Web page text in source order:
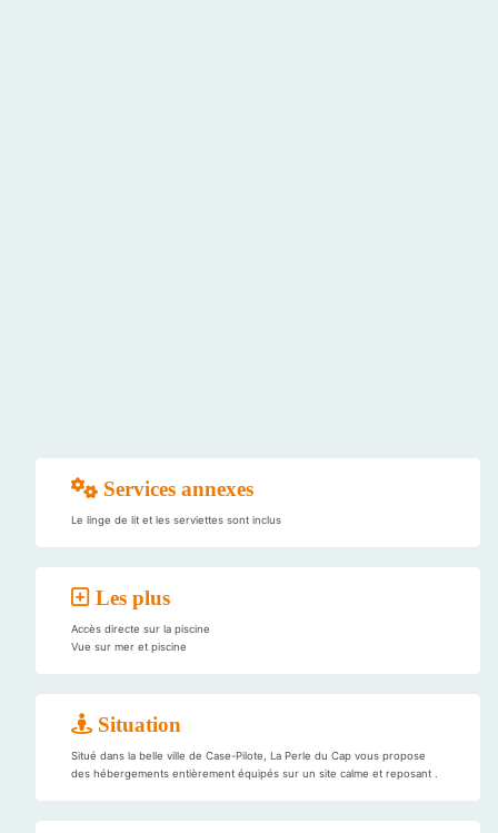
Services annexes
Le linge de lit et les serviettes sont inclus
Les plus
Accès directe sur la piscine
Vue sur mer et piscine
Situation
Situé dans la belle ville de Case-Pilote, La Perle du Cap vous propose
des hébergements entièrement équipés sur un site calme et reposant .